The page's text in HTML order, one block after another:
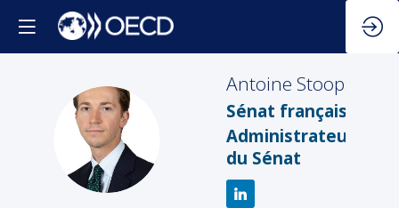
AS
Antoine Stoops
Sénat français
Administrateur
du Sénat